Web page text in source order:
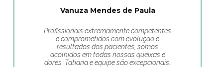
Vanuza Mendes de Paula
Profissionais extremamente competentes
e comprometidos com evolução e
resultados dos pacientes, somos
acolhidos em todas nossas queixas e
dores. Tatiana e equipe são excepcionais.